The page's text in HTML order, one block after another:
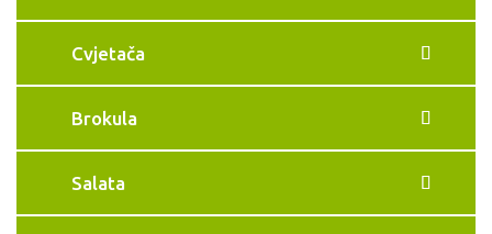
Cvjetača
Brokula
Salata